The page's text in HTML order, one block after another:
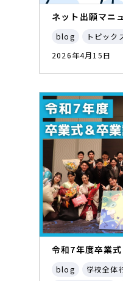
ネット出願マニ
blog
トピック
2026年4月15日
令和7年度卒業
blog 学校全体